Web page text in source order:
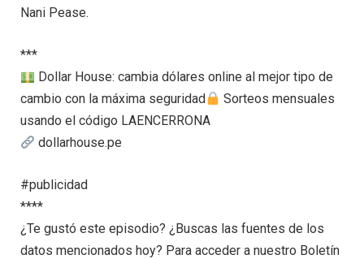
Nani Pease.
***
Dollar House: cambia dólares online al mejor tipo de
cambio con la máxima seguridad
Sorteos mensuales
usando el código LAENCERRONA
dollarhouse.pe
#publicidad
****
¿Te gustó este episodio? ¿Buscas las fuentes de los
datos mencionados hoy? Para acceder a nuestro Boletín